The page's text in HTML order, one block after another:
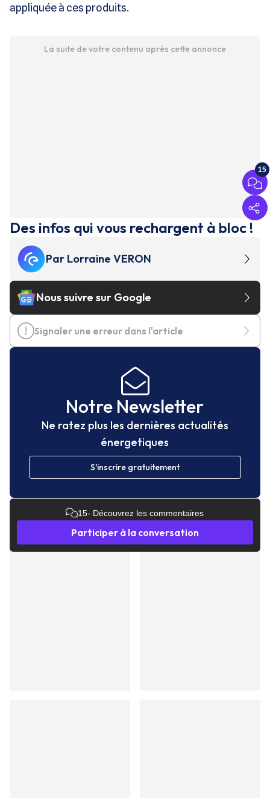
appliquée à ces produits.
La suite de votre contenu après cette annonce
15
Des infos qui vous rechargent à bloc !
Par Lorraine VERON
Nous suivre sur Google
Signaler une erreur dans l'article
Notre Newsletter
Ne ratez plus les dernières actualités
énergetiques
S'inscrire gratuitement
15- Découvrez les commentaires
Participer à la conversation